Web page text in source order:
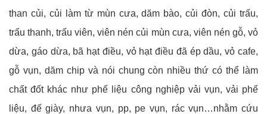
than củi, củi làm từ mùn cưa, dăm bào, củi đòn, củi trấu,
trấu thanh, trấu viên, viên nén củi mùn cưa, viên nén gỗ, vỏ
dừa, gáo dừa, bã hạt điều, vỏ hạt điều đã ép dầu, vỏ cafe,
gỗ vụn, dăm chip và nói chung còn nhiều thứ có thể làm
chất đốt khác như phế liệu công nghiệp vải vụn, vải phế
liệu, đế giày, nhưa vụn, pp, pe vụn, rác vụn…nhằm cứu